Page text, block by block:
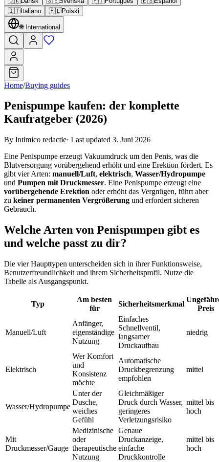
🇮🇹Italiano 🇵🇱Polski
🌐 International
Home/Buying guides
Penispumpe kaufen: der komplette
Kaufratgeber (2026)
By Intimico redactie· Last updated 3. Juni 2026
Eine Penispumpe erzeugt Vakuumdruck um den Penis, was die
Blutversorgung vorübergehend erhöht und eine Erektion fördert. Es
gibt vier Arten: manuell/Luft, elektrisch, Wasser/Hydropumpe
und Pumpen mit Druckmesser. Eine Penispumpe erzeugt eine
vorübergehende Erektion oder erhöht das Vergnügen, führt aber
zu keiner permanenten Vergrößerung und erfordert sicheren
Gebrauch.
Welche Arten von Penispumpen gibt es
und welche passt zu dir?
Die vier Haupttypen unterscheiden sich in ihrer Funktionsweise,
Benutzerfreundlichkeit und ihrem Sicherheitsprofil. Nutze die
Tabelle als Ausgangspunkt.
Typ
Am besten
für
Sicherheitsmerkmal
Preis
Manuell/Luft
Anfänger,
eigenständige
Nutzung
Einfaches
Schnellventil,
langsamer
Druckaufbau
niedrig
Elektrisch
Wer Komfort
und
Konsistenz
möchte
Automatische
Druckbegrenzung
empfohlen
mittel
Wasser/Hydropumpe
Unter der
Dusche,
weiches
Gefühl
Gleichmäßiger
Druck durch Wasser,
geringeres
Verletzungsrisiko
mittel bis
hoch
Mit
Druckmesser/Gauge
Medizinische
oder
therapeutische
Nutzung
Genaue
Druckanzeige,
einfache
Druckkontrolle
mittel bis
hoch